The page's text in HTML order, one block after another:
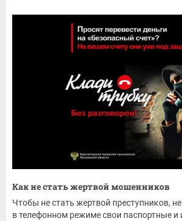
Как не стать жертвой мошенников
Чтобы не стать жертвой преступников,
в телефонном режиме свои паспортные